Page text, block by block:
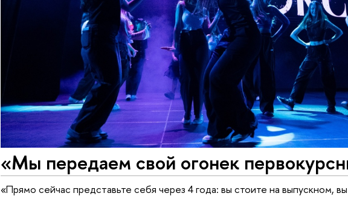
«Мы передаем свой огонек
«Прямо сейчас представьте себя через 4 года: вы стоите на выпускном,